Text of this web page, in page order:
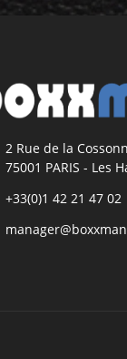
2 Rue de la
75001 PARIS - Les
+33(0)1 42 21 47 02